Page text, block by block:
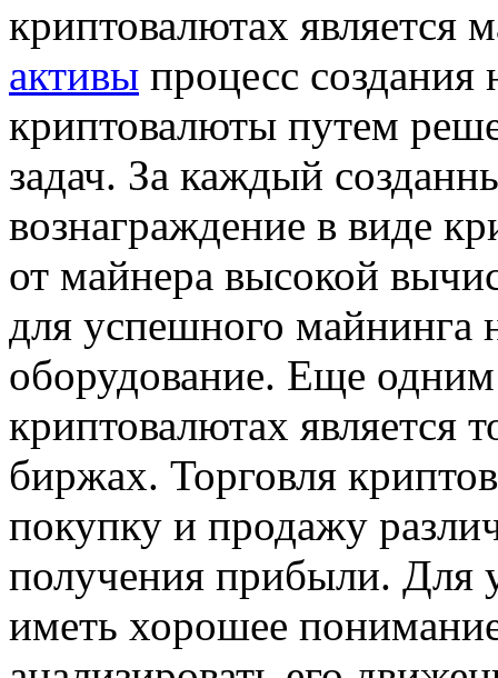
криптовалютах
активы процесс создания
криптовалюты путем
задач. За каждый
вознаграждение в виде
от майнера высокой
для успешного майнинга
оборудование. Еще
криптовалютах является
биржах. Торговля
покупку и продажу
получения прибыли. Для
иметь хорошее